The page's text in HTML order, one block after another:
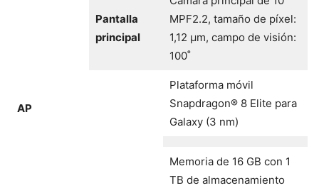
Pantalla
principal
MPF2.2, tamaño de píxel:
1,12 μm, campo de visión:
100˚
AP
Plataforma móvil
Snapdragon® 8 Elite para
Galaxy (3 nm)
Memoria de 16 GB con 1
TB de almacenamiento